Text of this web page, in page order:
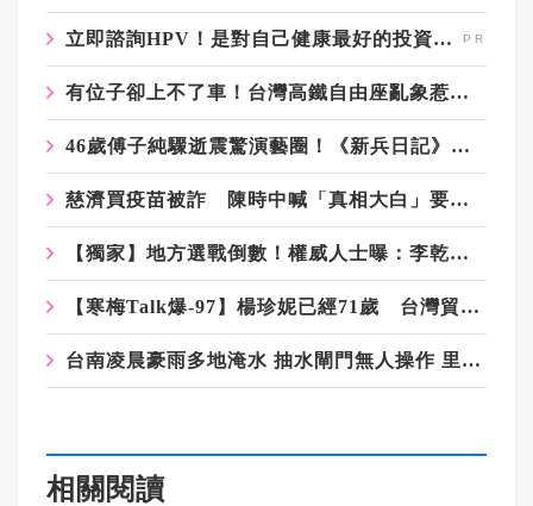
立即諮詢HPV！是對自己健康最好的投資，把握現在不嫌晚！
有位子卻上不了車！台灣高鐵自由座亂象惹民怨 研議限量措施
46歲傅子純驟逝震驚演藝圈！《新兵日記》戰友悲痛送別 醫揭急性血癌警訊
慈濟買疫苗被詐 陳時中喊「真相大白」要抹黑的人道歉 藍白反擊了
【獨家】地方選戰倒數！權威人士曝：李乾龍兩戰布局失利退二線 鄭麗文扛責整合艱困選區
【寒梅Talk爆-97】楊珍妮已經71歲 台灣貿易談判代表是沒人可替代？
台南凌晨豪雨多地淹水 抽水閘門無人操作 里長怒批：人民只能自救
相關閱讀